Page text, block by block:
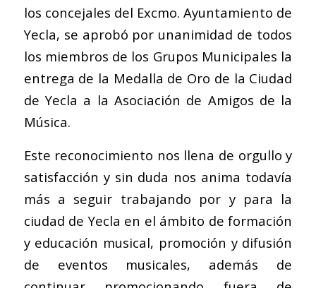
los concejales del Excmo. Ayuntamiento de
Yecla, se aprobó por unanimidad de todos
los miembros de los Grupos Municipales la
entrega de la Medalla de Oro de la Ciudad
de Yecla a la Asociación de Amigos de la
Música.
Este reconocimiento nos llena de orgullo y
satisfacción y sin duda nos anima todavía
más a seguir trabajando por y para la
ciudad de Yecla en el ámbito de formación
y educación musical, promoción y difusión
de eventos musicales, además de